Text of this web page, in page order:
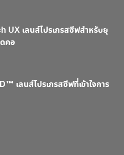
เลนส์โปรเกรสซีฟสำหรับยุ
คอ
เลนส์โปรเกรสซีฟที่เข้าใจการ